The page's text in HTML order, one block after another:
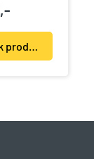
Bekijk product(en)